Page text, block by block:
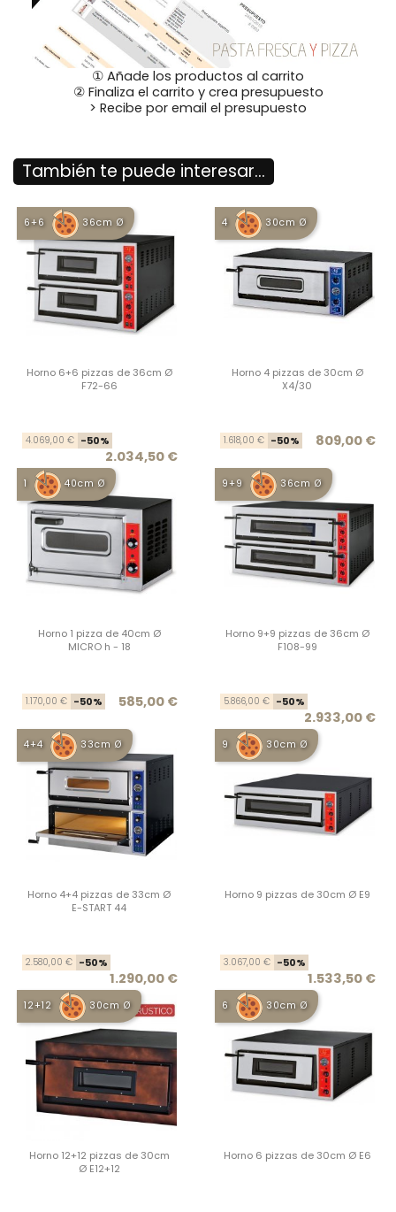
① Añade los productos al carrito
② Finaliza el carrito y crea presupuesto
> Recibe por email el presupuesto
También te puede interesar...
6+6 36cm Ø
Horno 6+6 pizzas de 36cm Ø
F72-66
Precio base
4.069,00 € -50%
2.034,50 €
4 30cm Ø
Horno 4 pizzas de 30cm Ø
X4/30
1.618,00 € -50% 809,00 €
1 40cm Ø
Horno 1 pizza de 40cm Ø
MICRO h - 18
Precio base
1.170,00 € -50% Precio
585,00 €
9+9 36cm Ø
Horno 9+9 pizzas de 36cm Ø
F108-99
5.866,00 € -50%
2.933,00 €
4+4 33cm Ø
Horno 4+4 pizzas de 33cm Ø
E-START 44
Precio base
2.580,00 € -50%
1.290,00 €
9 30cm Ø
Horno 9 pizzas de 30cm Ø E9
3.067,00 € -50%
1.533,50 €
12+12 30cm Ø
Horno 12+12 pizzas de 30cm
Ø E12+12
6 30cm Ø
Horno 6 pizzas de 30cm Ø E6